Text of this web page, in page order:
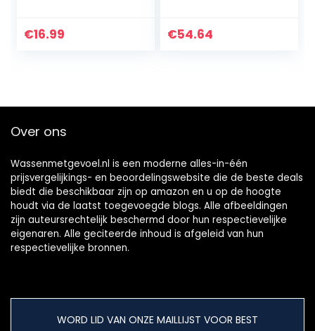
borstkussentjes
€16.99
Cervicale
€54.64
Over ons
Wassenmetgevoel.nl is een moderne alles-in-één
prijsvergelijkings- en beoordelingswebsite die de beste deals
biedt die beschikbaar zijn op amazon en u op de hoogte
houdt via de laatst toegevoegde blogs. Alle afbeeldingen
zijn auteursrechtelijk beschermd door hun respectievelijke
eigenaren. Alle geciteerde inhoud is afgeleid van hun
respectievelijke bronnen.
WORD LID VAN ONZE MAILLIJST VOOR BEST